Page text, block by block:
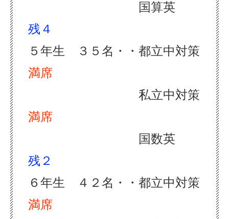
国算英
残４
５年生 ３５名・・都立中対策
満席
私立中対策
満席
国数英
残２
６年生 ４２名・・都立中対策
満席